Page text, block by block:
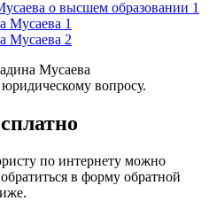
Мусаева
вопросу.
по интернету можно
в форму обратной